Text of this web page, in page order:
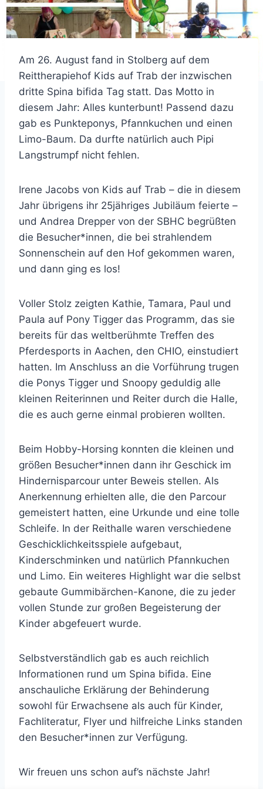
Am 26. August fand in Stolberg auf dem
Reittherapiehof Kids auf Trab der inzwischen
dritte Spina bifida Tag statt. Das Motto in
diesem Jahr: Alles kunterbunt! Passend dazu
gab es Punkteponys, Pfannkuchen und einen
Limo-Baum. Da durfte natürlich auch Pipi
Langstrumpf nicht fehlen.
Irene Jacobs von Kids auf Trab – die in diesem
Jahr übrigens ihr 25jähriges Jubiläum feierte –
und Andrea Drepper von der SBHC begrüßten
die Besucher*innen, die bei strahlendem
Sonnenschein auf den Hof gekommen waren,
und dann ging es los!
Voller Stolz zeigten Kathie, Tamara, Paul und
Paula auf Pony Tigger das Programm, das sie
bereits für das weltberühmte Treffen des
Pferdesports in Aachen, den CHIO, einstudiert
hatten. Im Anschluss an die Vorführung trugen
die Ponys Tigger und Snoopy geduldig alle
kleinen Reiterinnen und Reiter durch die Halle,
die es auch gerne einmal probieren wollten.
Beim Hobby-Horsing konnten die kleinen und
größen Besucher*innen dann ihr Geschick im
Hindernisparcour unter Beweis stellen. Als
Anerkennung erhielten alle, die den Parcour
gemeistert hatten, eine Urkunde und eine tolle
Schleife. In der Reithalle waren verschiedene
Geschicklichkeitsspiele aufgebaut,
Kinderschminken und natürlich Pfannkuchen
und Limo. Ein weiteres Highlight war die selbst
gebaute Gummibärchen-Kanone, die zu jeder
vollen Stunde zur großen Begeisterung der
Kinder abgefeuert wurde.
Selbstverständlich gab es auch reichlich
Informationen rund um Spina bifida. Eine
anschauliche Erklärung der Behinderung
sowohl für Erwachsene als auch für Kinder,
Fachliteratur, Flyer und hilfreiche Links standen
den Besucher*innen zur Verfügung.
Wir freuen uns schon auf’s nächste Jahr!